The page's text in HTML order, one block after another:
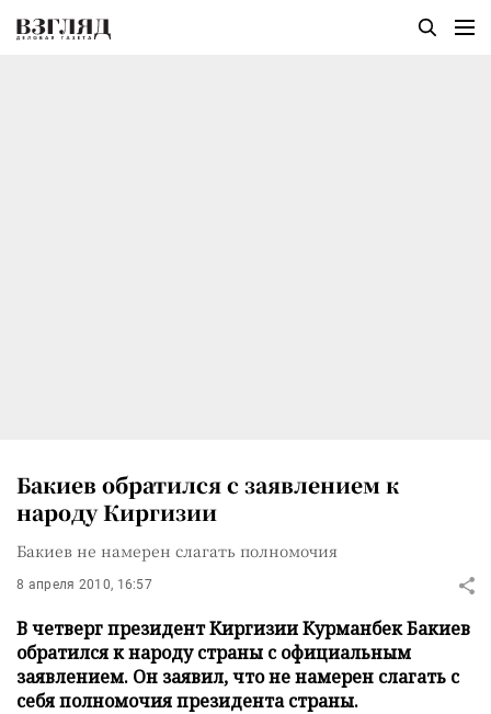
Бакиев обратился с заявлением к
народу Киргизии
Бакиев не намерен слагать полномочия
8 апреля 2010, 16:57
В четверг президент Киргизии Курманбек Бакиев
обратился к народу страны с официальным
заявлением. Он заявил, что не намерен слагать с
себя полномочия президента страны.